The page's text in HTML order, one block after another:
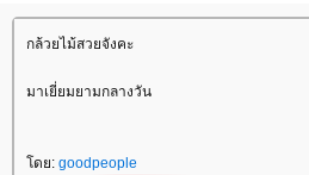
กล้วยไม้สวยจังคะ
มาเยี่ยมยามกลางวัน
ดย: goodpeople